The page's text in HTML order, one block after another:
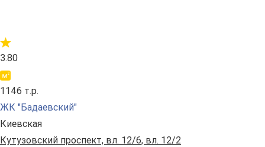
3.80
1146 т.р.
ЖК "Бадаевский"
Киевская
Кутузовский проспект, вл. 12/6, вл. 12/2